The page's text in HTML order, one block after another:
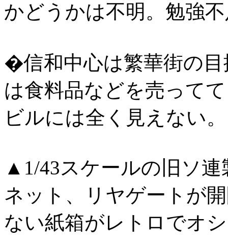
かどうかは不明。勉強
�信和中心は繁華街の
は食料品などを売って
ビルには全く見えない
▲1/43スケールの旧ソ
ネット、リヤゲートが
ない紙箱がレトロでオ